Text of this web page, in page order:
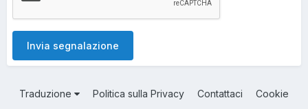
Invia segnalazione
Traduzione Politica sulla Privacy Contattaci Cookie